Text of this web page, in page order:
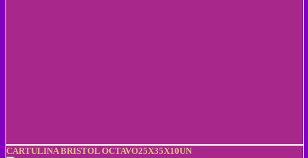
CARTULINA BRISTOL OCTAVO25X35X10UN